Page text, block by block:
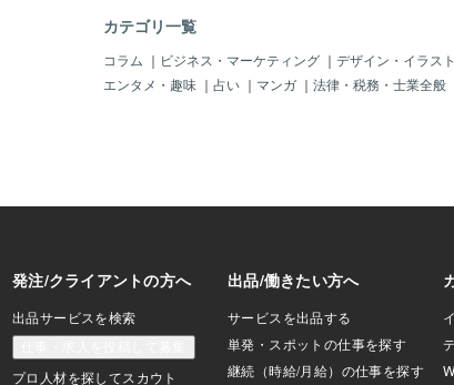
カテゴリ一覧
コラム ｜ ビジネス・マーケティング ｜ デザイン・イラスト
エンタメ・趣味 ｜ 占い ｜ マンガ ｜ 法律・税務・士業全般